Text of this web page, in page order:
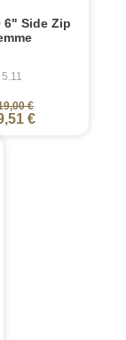
6" Side Zip
5.11
€
€